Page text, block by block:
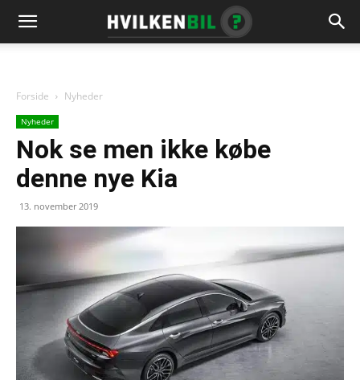
Forside Nyheder
Nyheder
Nok se men ikke købe
denne nye Kia
13. november 2019